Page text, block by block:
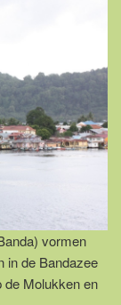
vormen
in de Bandazee
de Molukken en